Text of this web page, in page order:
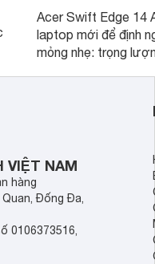
Acer Swift Edge 14
laptop mới để định
mỏng nhẹ: trọng
năng AI hàng đầu,
VIỆT NAM
hàng
Đống Đa,
0106373516,